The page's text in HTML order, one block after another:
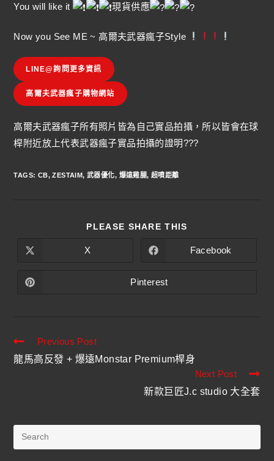
You will like it 現貨供應
Now you See ME ~ 高爾夫武器瘋子Style
LINE@詢問更多資訊
高爾夫武器瘋子購物網站
高爾夫武器瘋子所有照片皆為自己實品拍攝，所以皆會在球
桿附近放上代表武器瘋子實品拍攝的證明???
TAGS: CB, ZESTAIM, 武器優化, 爆遠雞腿, 超噴距離
PLEASE SHARE THIS
X Facebook
Pinterest
Previous Post
龍馬高反發 + 爆遠Monstar Premium桿身
Next Post
新款巨匠J.c studio 大全套